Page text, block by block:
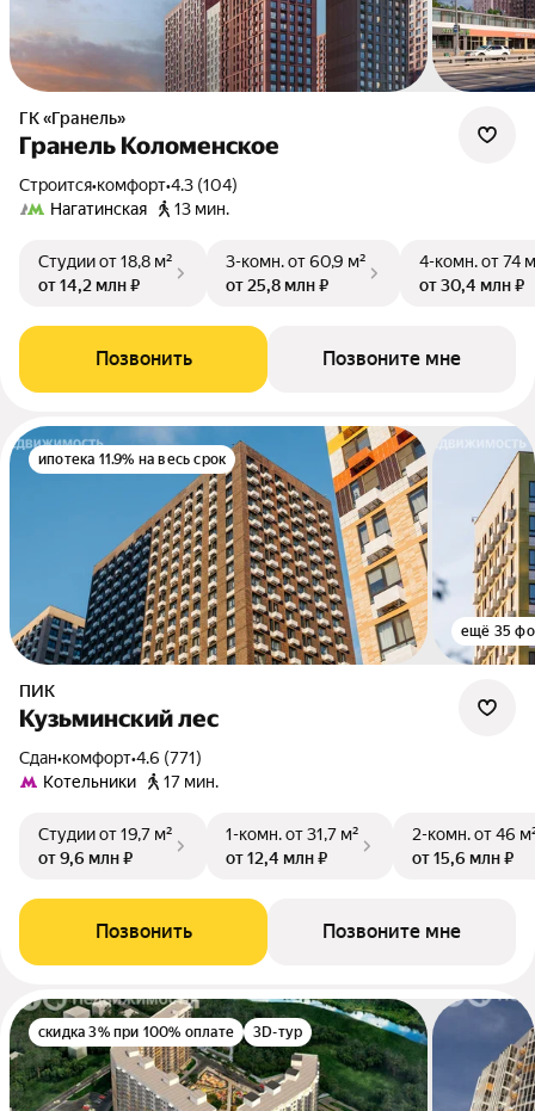
ГК «Гранель»
Гранель Коломенское
Строится•комфорт•4.3 (104)
Нагатинская
13 мин.
Студииот 18,8 м²
от 14,2 млн ₽
3-комн.от 60,9 м²
от 25,8 млн ₽
4-комн.от 74
от 30,4 млн ₽
Позвонить Позвоните мне
ипотека 11.9% на весь срок
ещё 35
ПИК
Кузьминский лес
Сдан•комфорт•4.6 (771)
Котельники
17 мин.
Студииот 19,7 м²
от 9,6 млн ₽
1-комн.от 31,7 м²
от 12,4 млн ₽
2-комн.от 46
от 15,6 млн ₽
Позвонить Позвоните мне
скидка 3% при 100% оплате 3D-тур